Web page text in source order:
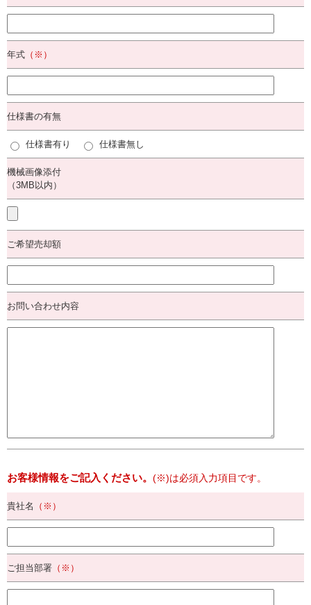
年式 （※）
仕様書の有無
仕様書有り 仕様書無し
機械画像添付
（3MB以内）
ご希望売却額
お問い合わせ内容
お客様情報をご記入ください。 (※)は必須入力項目です。
貴社名 （※）
ご担当部署 （※）